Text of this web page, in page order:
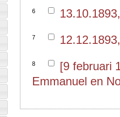
6
7
8
[9 februari
Emmanuel en